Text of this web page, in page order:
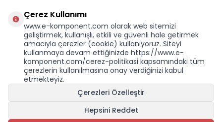
Ekom Elk. Elektronik San. ve Tic. A.Ş.'nin Tescilli Bir Markasıdır
Çerez Kullanımı
www.e-komponent.com olarak web sitemizi
geliştirmek, kullanışlı, etkili ve güvenli hale getirmek
amacıyla çerezler (cookie) kullanıyoruz. Siteyi
kullanmaya devam ettiğinizde https://www.e-
komponent.com/cerez-politikasi kapsamındaki tüm
çerezlerin kullanılmasına onay verdiğinizi kabul
etmekteyiz.
Çerezleri Özelleştir
Hepsini Reddet